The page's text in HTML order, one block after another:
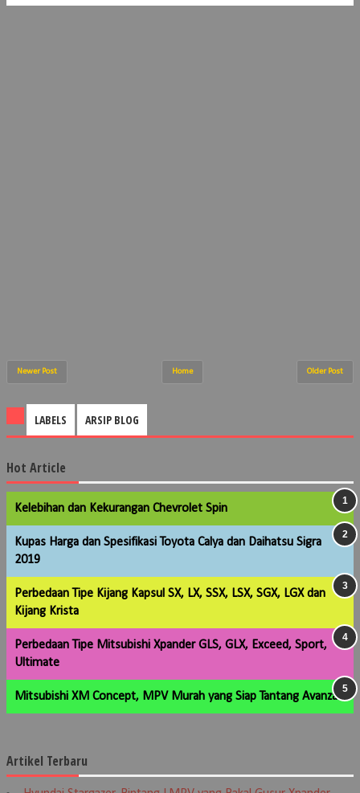
Newer Post Older Post
Home
LABELS ARSIP BLOG
Hot Article
Kelebihan dan Kekurangan Chevrolet Spin
Kupas Harga dan Spesifikasi Toyota Calya dan Daihatsu Sigra
2019
Perbedaan Tipe Kijang Kapsul SX, LX, SSX, LSX, SGX, LGX dan
Kijang Krista
Perbedaan Tipe Mitsubishi Xpander GLS, GLX, Exceed, Sport,
Ultimate
Mitsubishi XM Concept, MPV Murah yang Siap Tantang Avanza
Artikel Terbaru